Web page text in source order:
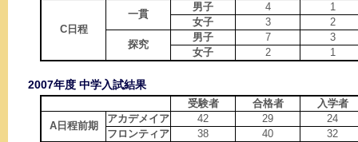
C日程
一貫
男子 4
1
女子
3
2
探究
男子 7
3
女子
2 1
2007年度 中学入試結果
受験者 合格者
入学者
A日程前期
アカデメイア 42 29
24
フロンティア
38 40
32